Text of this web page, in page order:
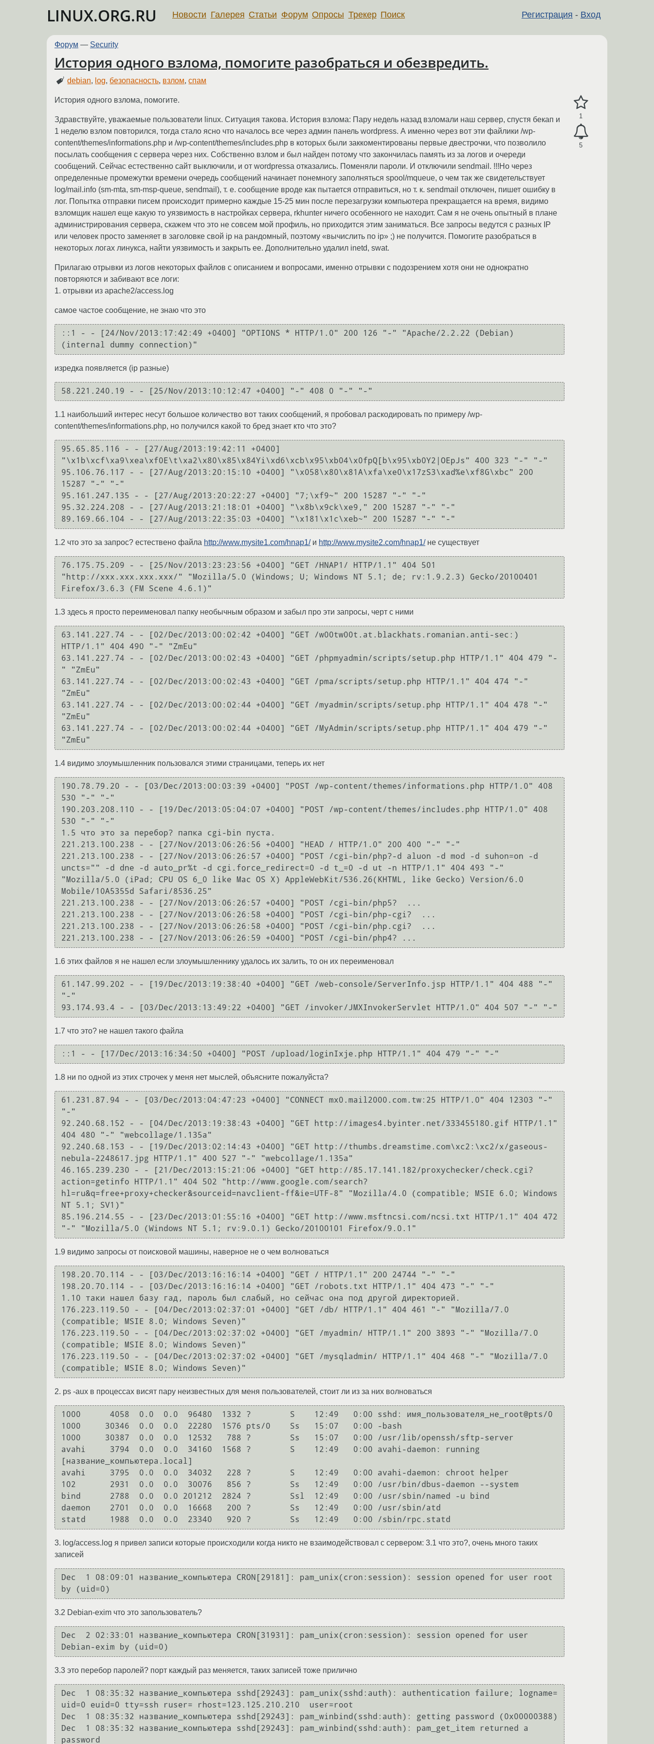
LINUX.ORG.RU Регистрация - Вход
Новости Галерея Статьи Форум Опросы Трекер Поиск
Форум — Security
История одного взлома, помогите разобраться и обезвредить.
debian, log, безопасность, взлом,спам
1
5
История одного взлома, помогите.
Здравствуйте, уважаемые пользователи linux. Ситуация такова. История взлома: Пару недель назад взломали наш сервер, спустя бекап и
1 неделю взлом повторился, тогда стало ясно что началось все через админ панель wordpress. А именно через вот эти файлики /wp-
content/themes/informations.php и /wp-content/themes/includes.php в которых были заккоментированы первые двестрочки, что позволило
посылать сообщения с сервера через них. Собственно взлом и был найден потому что закончилась память из за логов и очереди
сообщений. Сейчас естественно сайт выключили, и от wordpressa отказались. Поменяли пароли. И отключили sendmail. !!!Но через
определенные промежутки времени очередь сообщений начинает понемногу заполняться spool/mqueue, о чем так же свидетельствует
log/mail.info (sm-mta, sm-msp-queue, sendmail), т. е. сообщение вроде как пытается отправиться, но т. к. sendmail отключен, пишет ошибку в
лог. Попытка отправки писем происходит примерно каждые 15-25 мин после перезагрузки компьютера прекращается на время, видимо
взломщик нашел еще какую то уязвимость в настройках сервера, rkhunter ничего особенного не находит. Сам я не очень опытный в плане
администрирования сервера, скажем что это не совсем мой профиль, но приходится этим заниматься. Все запросы ведутся с разных IP
или человек просто заменяет в заголовке свой ip на рандомный, поэтому «вычислить по ip» ;) не получится. Помогите разобраться в
некоторых логах линукса, найти уязвимость и закрыть ее. Дополнительно удалил inetd, swat.
Прилагаю отрывки из логов некоторых файлов c описанием и вопросами, именно отрывки с подозрением хотя они не однократно
повторяются и забивают все логи:
1. отрывки из apache2/access.log
самое частое сообщение, не знаю что это
::1 - - [24/Nov/2013:17:42:49 +0400] "OPTIONS * HTTP/1.0" 200 126 "-" "Apache/2.2.22 (Debian)
(internal dummy connection)"
изредка появляется (ip разные)
58.221.240.19 - - [25/Nov/2013:10:12:47 +0400] "-" 408 0 "-" "-"
1.1 наибольший интерес несут большое количество вот таких сообщений, я пробовал раскодировать по примеру /wp-
content/themes/informations.php, но получился какой то бред знает кто что это?
95.65.85.116 - - [27/Aug/2013:19:42:11 +0400]
"\x1b\xcf\xa9\xea\xf0E\t\xa2\x80\x85\x84Yi\xd6\xcb\x95\xb04\x0fpQ[b\x95\xb0Y2|OEpJs" 400 323 "-" "-"
95.106.76.117 - - [27/Aug/2013:20:15:10 +0400] "\x058\x80\x81A\xfa\xe0\x17zS3\xad%e\xf8G\xbc" 200
15287 "-" "-"
95.161.247.135 - - [27/Aug/2013:20:22:27 +0400] "7;\xf9~" 200 15287 "-" "-"
95.32.224.208 - - [27/Aug/2013:21:18:01 +0400] "\x8b\x9ck\xe9," 200 15287 "-" "-"
89.169.66.104 - - [27/Aug/2013:22:35:03 +0400] "\x181\x1c\xeb~" 200 15287 "-" "-"
1.2 что это за запрос? естествено файла http://www.mysite1.com/hnap1/и http://www.mysite2.com/hnap1/не существует
76.175.75.209 - - [25/Nov/2013:23:23:56 +0400] "GET /HNAP1/ HTTP/1.1" 404 501
"http://xxx.xxx.xxx.xxx/" "Mozilla/5.0 (Windows; U; Windows NT 5.1; de; rv:1.9.2.3) Gecko/20100401
Firefox/3.6.3 (FM Scene 4.6.1)"
1.3 здесь я просто переименовал папку необычным образом и забыл про эти запросы, черт с ними
63.141.227.74 - - [02/Dec/2013:00:02:42 +0400] "GET /w00tw00t.at.blackhats.romanian.anti-sec:)
HTTP/1.1" 404 490 "-" "ZmEu"
63.141.227.74 - - [02/Dec/2013:00:02:43 +0400] "GET /phpmyadmin/scripts/setup.php HTTP/1.1" 404 479 "-
" "ZmEu"
63.141.227.74 - - [02/Dec/2013:00:02:43 +0400] "GET /pma/scripts/setup.php HTTP/1.1" 404 474 "-"
"ZmEu"
63.141.227.74 - - [02/Dec/2013:00:02:44 +0400] "GET /myadmin/scripts/setup.php HTTP/1.1" 404 478 "-"
"ZmEu"
63.141.227.74 - - [02/Dec/2013:00:02:44 +0400] "GET /MyAdmin/scripts/setup.php HTTP/1.1" 404 479 "-"
"ZmEu"
1.4 видимо злоумышленник пользовался этими страницами, теперь их нет
190.78.79.20 - - [03/Dec/2013:00:03:39 +0400] "POST /wp-content/themes/informations.php HTTP/1.0" 408
530 "-" "-"
190.203.208.110 - - [19/Dec/2013:05:04:07 +0400] "POST /wp-content/themes/includes.php HTTP/1.0" 408
530 "-" "-"
1.5 что это за перебор? папка cgi-bin пуста.
221.213.100.238 - - [27/Nov/2013:06:26:56 +0400] "HEAD / HTTP/1.0" 200 400 "-" "-"
221.213.100.238 - - [27/Nov/2013:06:26:57 +0400] "POST /cgi-bin/php?-d aluon -d mod -d suhon=on -d
uncts="" -d dne -d auto_pr%t -d cgi.force_redirect=0 -d t_=0 -d ut -n HTTP/1.1" 404 493 "-"
"Mozilla/5.0 (iPad; CPU OS 6_0 like Mac OS X) AppleWebKit/536.26(KHTML, like Gecko) Version/6.0
Mobile/10A5355d Safari/8536.25"
221.213.100.238 - - [27/Nov/2013:06:26:57 +0400] "POST /cgi-bin/php5?  ...
221.213.100.238 - - [27/Nov/2013:06:26:58 +0400] "POST /cgi-bin/php-cgi?  ...
221.213.100.238 - - [27/Nov/2013:06:26:58 +0400] "POST /cgi-bin/php.cgi?  ...
221.213.100.238 - - [27/Nov/2013:06:26:59 +0400] "POST /cgi-bin/php4? ...
1.6 этих файлов я не нашел если злоумышленнику удалось их залить, то он их переименовал
61.147.99.202 - - [19/Dec/2013:19:38:40 +0400] "GET /web-console/ServerInfo.jsp HTTP/1.1" 404 488 "-"
"-"
93.174.93.4 - - [03/Dec/2013:13:49:22 +0400] "GET /invoker/JMXInvokerServlet HTTP/1.0" 404 507 "-" "-"
1.7 что это? не нашел такого файла
::1 - - [17/Dec/2013:16:34:50 +0400] "POST /upload/loginIxje.php HTTP/1.1" 404 479 "-" "-"
1.8 ни по одной из этих строчек у меня нет мыслей, объясните пожалуйста?
61.231.87.94 - - [03/Dec/2013:04:47:23 +0400] "CONNECT mx0.mail2000.com.tw:25 HTTP/1.0" 404 12303 "-"
"-"
92.240.68.152 - - [04/Dec/2013:19:38:43 +0400] "GET http://images4.byinter.net/333455180.gif HTTP/1.1"
404 480 "-" "webcollage/1.135a"
92.240.68.153 - - [19/Dec/2013:02:14:43 +0400] "GET http://thumbs.dreamstime.com\xc2:\xc2/x/gaseous-
nebula-2248617.jpg HTTP/1.1" 400 527 "-" "webcollage/1.135a"
46.165.239.230 - - [21/Dec/2013:15:21:06 +0400] "GET http://85.17.141.182/proxychecker/check.cgi?
action=getinfo HTTP/1.1" 404 502 "http://www.google.com/search?
hl=ru&q=free+proxy+checker&sourceid=navclient-ff&ie=UTF-8" "Mozilla/4.0 (compatible; MSIE 6.0; Windows
NT 5.1; SV1)"
85.196.214.55 - - [23/Dec/2013:01:55:16 +0400] "GET http://www.msftncsi.com/ncsi.txt HTTP/1.1" 404 472
"-" "Mozilla/5.0 (Windows NT 5.1; rv:9.0.1) Gecko/20100101 Firefox/9.0.1"
1.9 видимо запросы от поисковой машины, наверное не о чем волноваться
198.20.70.114 - - [03/Dec/2013:16:16:14 +0400] "GET / HTTP/1.1" 200 24744 "-" "-"
198.20.70.114 - - [03/Dec/2013:16:16:14 +0400] "GET /robots.txt HTTP/1.1" 404 473 "-" "-"
1.10 таки нашел базу гад, пароль был слабый, но сейчас она под другой директорией.
176.223.119.50 - - [04/Dec/2013:02:37:01 +0400] "GET /db/ HTTP/1.1" 404 461 "-" "Mozilla/7.0
(compatible; MSIE 8.0; Windows Seven)"
176.223.119.50 - - [04/Dec/2013:02:37:02 +0400] "GET /myadmin/ HTTP/1.1" 200 3893 "-" "Mozilla/7.0
(compatible; MSIE 8.0; Windows Seven)"
176.223.119.50 - - [04/Dec/2013:02:37:02 +0400] "GET /mysqladmin/ HTTP/1.1" 404 468 "-" "Mozilla/7.0
(compatible; MSIE 8.0; Windows Seven)"
2. ps -aux в процессах висят пару неизвестных для меня пользователей, стоит ли из за них волноваться
1000      4058  0.0  0.0  96480  1332 ?        S    12:49   0:00 sshd: имя_пользователя_не_root@pts/0
1000     30346  0.0  0.0  22280  1576 pts/0    Ss   15:07   0:00 -bash
1000     30387  0.0  0.0  12532   788 ?        Ss   15:07   0:00 /usr/lib/openssh/sftp-server
avahi     3794  0.0  0.0  34160  1568 ?        S    12:49   0:00 avahi-daemon: running
[название_компьютера.local]
avahi     3795  0.0  0.0  34032   228 ?        S    12:49   0:00 avahi-daemon: chroot helper
102       2931  0.0  0.0  30076   856 ?        Ss   12:49   0:00 /usr/bin/dbus-daemon --system
bind      2788  0.0  0.0 201212  2824 ?        Ssl  12:49   0:00 /usr/sbin/named -u bind
daemon    2701  0.0  0.0  16668   200 ?        Ss   12:49   0:00 /usr/sbin/atd
statd     1988  0.0  0.0  23340   920 ?        Ss   12:49   0:00 /sbin/rpc.statd
3. log/access.log я привел записи которые происходили когда никто не взаимодействовал с сервером: 3.1 что это?, очень много таких
записей
Dec  1 08:09:01 название_компьютера CRON[29181]: pam_unix(cron:session): session opened for user root
by (uid=0)
3.2 Debian-exim что это запользователь?
Dec  2 02:33:01 название_компьютера CRON[31931]: pam_unix(cron:session): session opened for user
Debian-exim by (uid=0)
3.3 это перебор паролей? порт каждый раз меняется, таких записей тоже прилично
Dec  1 08:35:32 название_компьютера sshd[29243]: pam_unix(sshd:auth): authentication failure; logname=
uid=0 euid=0 tty=ssh ruser= rhost=123.125.210.210  user=root
Dec  1 08:35:32 название_компьютера sshd[29243]: pam_winbind(sshd:auth): getting password (0x00000388)
Dec  1 08:35:32 название_компьютера sshd[29243]: pam_winbind(sshd:auth): pam_get_item returned a
password